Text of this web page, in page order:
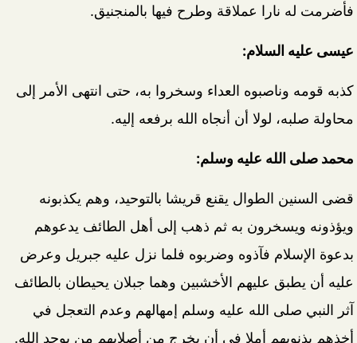
فأضرمت له نارا عملاقة وطرح فيها بالمنجنيق.
عيسى عليه السلام:
كذبه قومه وناصبوه العداء وسخروا به، حتى انتهى الأمر إلى
محاولة صلبه، لولا أن أنجاه الله برفعه إليه.
محمد صلى الله عليه وسلم:
قضى السنين الطوال يقنع قريشا بالتوحيد، وهم يكذبونه
ويؤذونه ويسخرون به ثم ذهب إلى أهل الطائف يدعوهم
بدعوة الإسلام فآذوه وضربوه فلما نزل عليه جبريل وعرض
عليه أن يطبق عليهم الأخشبين وهما جبلان يحيطان بالطائف
آثر النبي صلى الله عليه وسلم إمهالهم وعدم التعجل في
أخذهم بذنوبهم أملا في أن يخرج من أصلابهم من يوحد الله.